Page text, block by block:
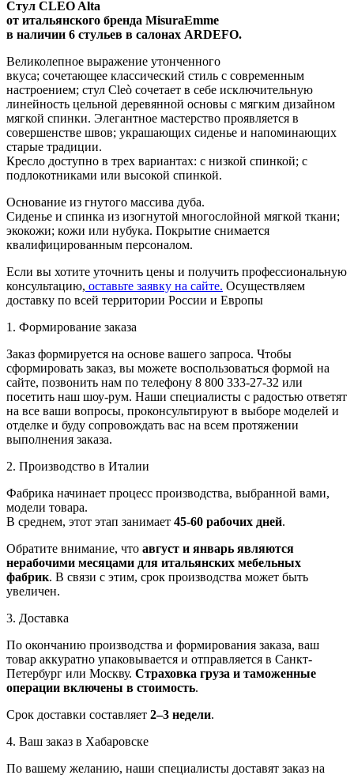
Стул CLEO Alta
от итальянского бренда MisuraEmme
в наличии 6 стульев в салонах ARDEFO.
Великолепное выражение утонченного
вкуса; сочетающее классический стиль с современным
настроением; стул Cleò сочетает в себе исключительную
линейность цельной деревянной основы с мягким дизайном
мягкой спинки. Элегантное мастерство проявляется в
совершенстве швов; украшающих сиденье и напоминающих
старые традиции.
Кресло доступно в трех вариантах: с низкой спинкой; с
подлокотниками или высокой спинкой.
Основание из гнутого массива дуба.
Сиденье и спинка из изогнутой многослойной мягкой ткани;
экокожи; кожи или нубука. Покрытие снимается
квалифицированным персоналом.
Если вы хотите уточнить цены и получить профессиональную
консультацию, оставьте заявку на сайте. Осуществляем
доставку по всей территории России и Европы
1. Формирование заказа
Заказ формируется на основе вашего запроса. Чтобы
сформировать заказ, вы можете воспользоваться формой на
сайте, позвонить нам по телефону 8 800 333-27-32 или
посетить наш шоу-рум. Наши специалисты с радостью ответят
на все ваши вопросы, проконсультируют в выборе моделей и
отделке и буду сопровождать вас на всем протяжении
выполнения заказа.
2. Производство в Италии
Фабрика начинает процесс производства, выбранной вами,
модели товара.
В среднем, этот этап занимает 45-60 рабочих дней.
Обратите внимание, что август и январь являются
нерабочими месяцами для итальянских мебельных
фабрик. В связи с этим, срок производства может быть
увеличен.
3. Доставка
По окончанию производства и формирования заказа, ваш
товар аккуратно упаковывается и отправляется в Санкт-
Петербург или Москву. Страховка груза и таможенные
операции включены в стоимость.
Срок доставки составляет 2–3 недели.
4. Ваш заказ в Хабаровске
По вашему желанию, наши специалисты доставят заказ на